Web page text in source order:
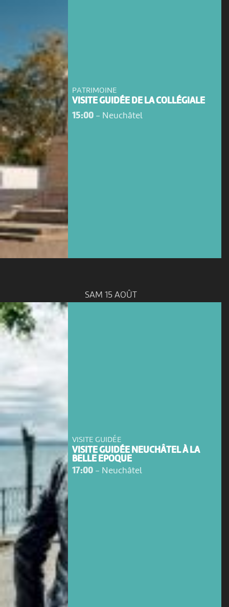
PATRIMOINE
VISITE GUIDÉE DE LA COLLÉGIALE
15:00- Neuchâtel
SAM 15 AOÛT
VISITE GUIDÉE
VISITE GUIDÉE NEUCHÂTEL À LA
BELLE EPOQUE
17:00- Neuchâtel